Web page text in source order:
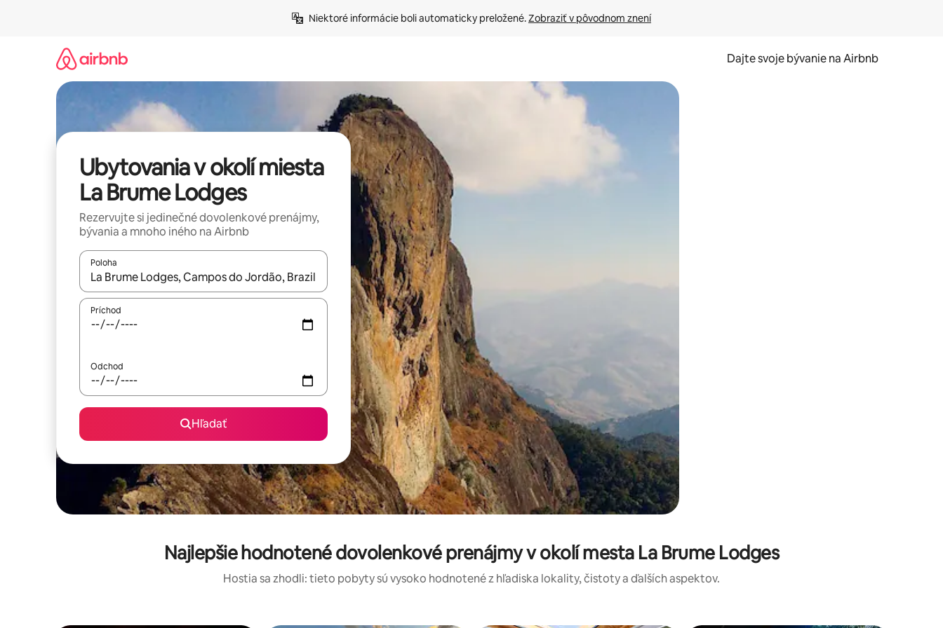
Niektoré informácie boli automaticky preložené. Zobraziť v pôvodnom znení
Dajte svoje bývanie na Airbnb
Ubytovania v okolí miesta
La Brume Lodges
Rezervujte si jedinečné dovolenkové prenájmy,
bývania a mnoho iného na Airbnb
Poloha
Keď budú výsledky k dispozícii, môžete si ich prechádzať pomocou klávesov so šípkami nahor a nadol alebo ich preskúmať pomocou dotykových gest či potiahnutia prstom.
Príchod
Odchod
Hľadať
Najlepšie hodnotené dovolenkové prenájmy v okolí mesta La Brume Lodges
Hostia sa zhodli: tieto pobyty sú vysoko hodnotené z hľadiska lokality, čistoty a ďalších aspektov.